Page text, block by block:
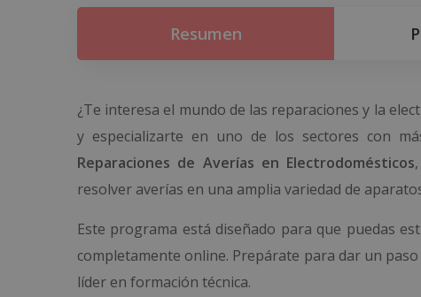
Resumen
¿Te interesa el mundo de las reparaciones y la
y especializarte en uno de los sectores con
Reparaciones de Averías en Electrodomésticos
resolver averías en una amplia variedad de
Este programa está diseñado para que puedas
completamente online. Prepárate para dar un
líder en formación técnica.